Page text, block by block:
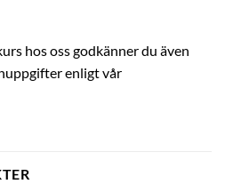
hos oss godkänner du även
enligt vår